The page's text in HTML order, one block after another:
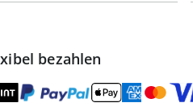
bezahlen